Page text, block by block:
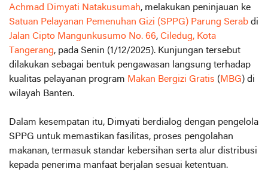
Achmad Dimyati Natakusumah, melakukan peninjauan ke
Satuan Pelayanan Pemenuhan Gizi (SPPG) Parung Serab di
Jalan Cipto Mangunkusumo No. 66, Ciledug, Kota
Tangerang, pada Senin (1/12/2025). Kunjungan tersebut
dilakukan sebagai bentuk pengawasan langsung terhadap
kualitas pelayanan program Makan Bergizi Gratis ( MBG) di
wilayah Banten.
Dalam kesempatan itu, Dimyati berdialog dengan pengelola
SPPG untuk memastikan fasilitas, proses pengolahan
makanan, termasuk standar kebersihan serta alur distribusi
kepada penerima manfaat berjalan sesuai ketentuan.